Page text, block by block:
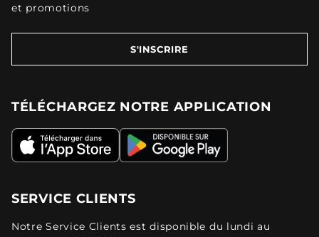
et promotions
S'INSCRIRE
TÉLÉCHARGEZ NOTRE APPLICATION
SERVICE CLIENTS
Notre Service Clients est disponible du lundi au